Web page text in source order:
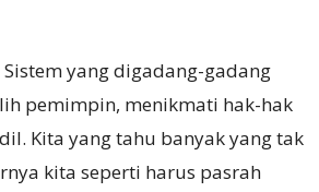
yang digadang-gadang
pemimpin, menikmati hak-hak
Kita yang tahu banyak yang tak
kita seperti harus pasrah